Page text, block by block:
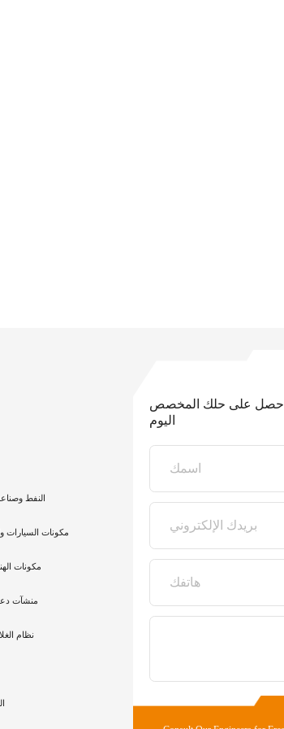
النفط
مكونات السيارات
مكونات
منشآت دعم
نظام
احصل على حلك المخصص
اليوم